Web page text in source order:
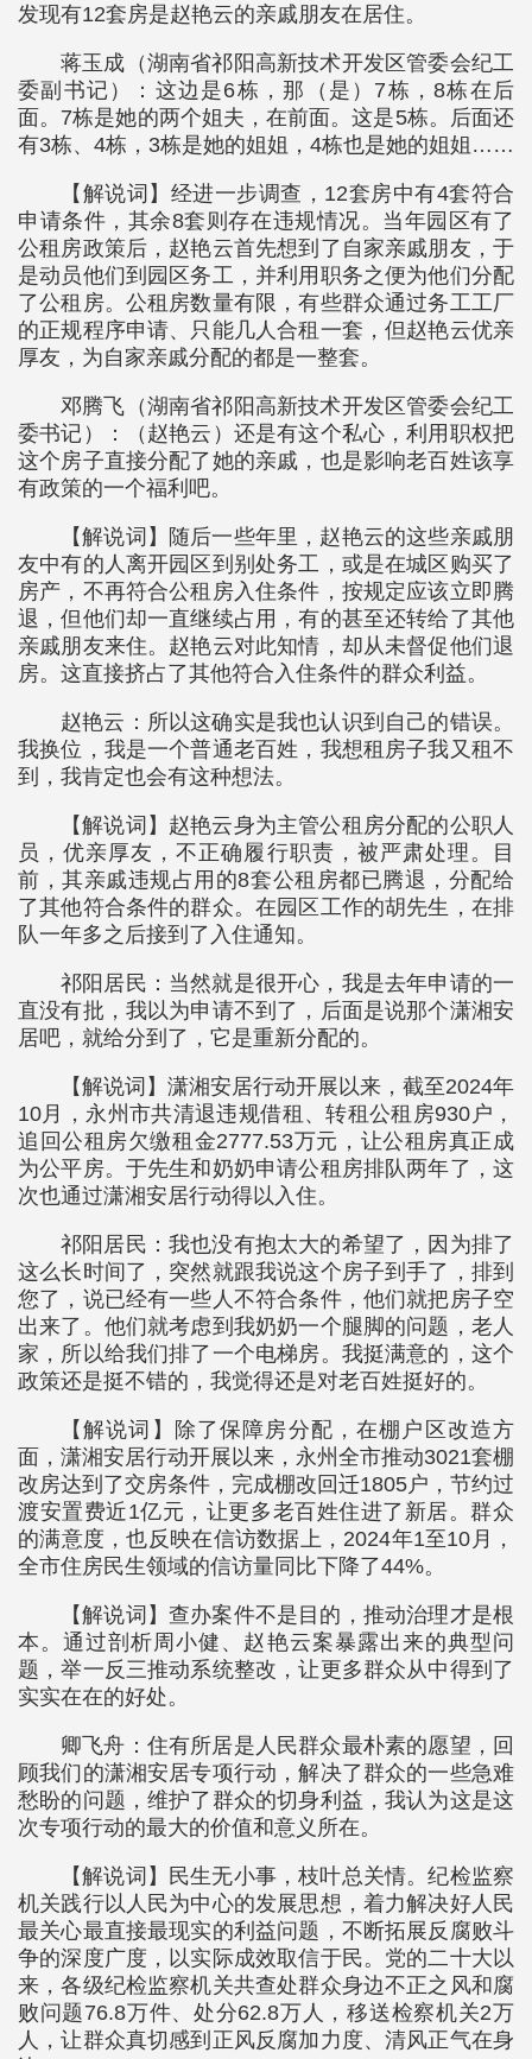
发现有12套房是赵艳云的亲戚朋友在居住。
蒋玉成（湖南省祁阳高新技术开发区管委会纪工
委副书记）：这边是6栋，那（是）7栋，8栋在后
面。7栋是她的两个姐夫，在前面。这是5栋。后面还
有3栋、4栋，3栋是她的姐姐，4栋也是她的姐姐……
【解说词】经进一步调查，12套房中有4套符合
申请条件，其余8套则存在违规情况。当年园区有了
公租房政策后，赵艳云首先想到了自家亲戚朋友，于
是动员他们到园区务工，并利用职务之便为他们分配
了公租房。公租房数量有限，有些群众通过务工工厂
的正规程序申请、只能几人合租一套，但赵艳云优亲
厚友，为自家亲戚分配的都是一整套。
邓腾飞（湖南省祁阳高新技术开发区管委会纪工
委书记）：（赵艳云）还是有这个私心，利用职权把
这个房子直接分配了她的亲戚，也是影响老百姓该享
有政策的一个福利吧。
【解说词】随后一些年里，赵艳云的这些亲戚朋
友中有的人离开园区到别处务工，或是在城区购买了
房产，不再符合公租房入住条件，按规定应该立即腾
退，但他们却一直继续占用，有的甚至还转给了其他
亲戚朋友来住。赵艳云对此知情，却从未督促他们退
房。这直接挤占了其他符合入住条件的群众利益。
赵艳云：所以这确实是我也认识到自己的错误。
我换位，我是一个普通老百姓，我想租房子我又租不
到，我肯定也会有这种想法。
【解说词】赵艳云身为主管公租房分配的公职人
员，优亲厚友，不正确履行职责，被严肃处理。目
前，其亲戚违规占用的8套公租房都已腾退，分配给
了其他符合条件的群众。在园区工作的胡先生，在排
队一年多之后接到了入住通知。
祁阳居民：当然就是很开心，我是去年申请的一
直没有批，我以为申请不到了，后面是说那个潇湘安
居吧，就给分到了，它是重新分配的。
【解说词】潇湘安居行动开展以来，截至2024年
10月，永州市共清退违规借租、转租公租房930户，
追回公租房欠缴租金2777.53万元，让公租房真正成
为公平房。于先生和奶奶申请公租房排队两年了，这
次也通过潇湘安居行动得以入住。
祁阳居民：我也没有抱太大的希望了，因为排了
这么长时间了，突然就跟我说这个房子到手了，排到
您了，说已经有一些人不符合条件，他们就把房子空
出来了。他们就考虑到我奶奶一个腿脚的问题，老人
家，所以给我们排了一个电梯房。我挺满意的，这个
政策还是挺不错的，我觉得还是对老百姓挺好的。
【解说词】除了保障房分配，在棚户区改造方
面，潇湘安居行动开展以来，永州全市推动3021套棚
改房达到了交房条件，完成棚改回迁1805户，节约过
渡安置费近1亿元，让更多老百姓住进了新居。群众
的满意度，也反映在信访数据上，2024年1至10月，
全市住房民生领域的信访量同比下降了44%。
【解说词】查办案件不是目的，推动治理才是根
本。通过剖析周小健、赵艳云案暴露出来的典型问
题，举一反三推动系统整改，让更多群众从中得到了
实实在在的好处。
卿飞舟：住有所居是人民群众最朴素的愿望，回
顾我们的潇湘安居专项行动，解决了群众的一些急难
愁盼的问题，维护了群众的切身利益，我认为这是这
次专项行动的最大的价值和意义所在。
【解说词】民生无小事，枝叶总关情。纪检监察
机关践行以人民为中心的发展思想，着力解决好人民
最关心最直接最现实的利益问题，不断拓展反腐败斗
争的深度广度，以实际成效取信于民。党的二十大以
来，各级纪检监察机关共查处群众身边不正之风和腐
败问题76.8万件、处分62.8万人，移送检察机关2万
人，让群众真切感到正风反腐加力度、清风正气在身